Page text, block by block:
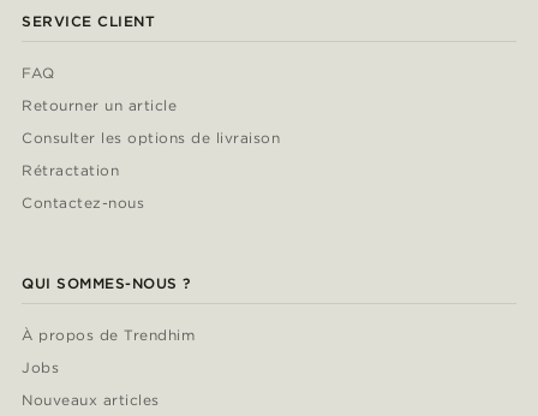
SERVICE CLIENT
FAQ
Retourner un article
Consulter les options de livraison
Rétractation
Contactez-nous
QUI SOMMES-NOUS ?
À propos de Trendhim
Jobs
Nouveaux articles